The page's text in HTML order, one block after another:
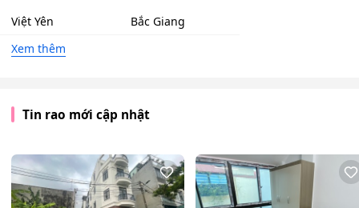
Việt Yên
Bắc Giang
Xem thêm
Tin rao mới cập nhật